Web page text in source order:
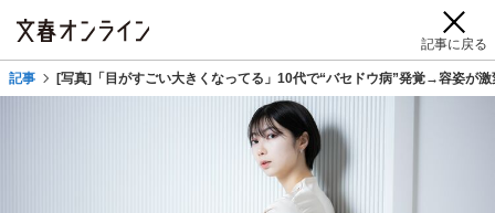
記事に戻る
記事 [写真]「目がすごい大きくなってる」10代で“バセドウ病”発覚→容姿が